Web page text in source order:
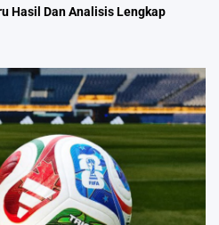
Hasil Dan Analisis Lengkap